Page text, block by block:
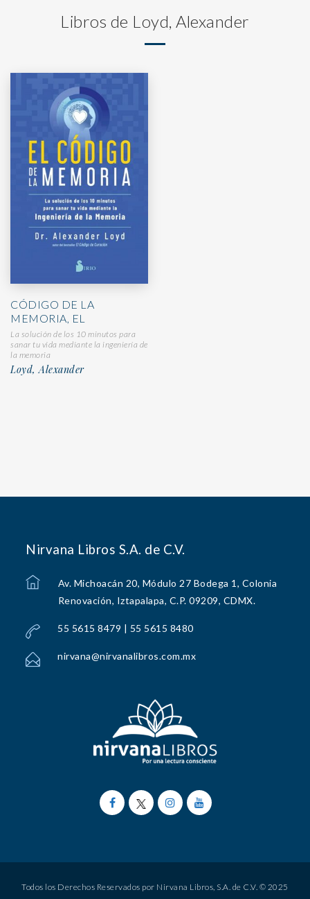
Libros de Loyd, Alexander
CÓDIGO DE LA
MEMORIA, EL
La solución de los 10 minutos para
sanar tu vida mediante la ingeniería de
la memoria
Loyd, Alexander
Nirvana Libros S.A. de C.V.
Av. Michoacán 20, Módulo 27 Bodega 1, Colonia
Renovación, Iztapalapa, C.P. 09209, CDMX.
55 5615 8479 | 55 5615 8480
nirvana@nirvanalibros.com.mx
Todos los Derechos Reservados por Nirvana Libros, S.A. de C.V. © 2025